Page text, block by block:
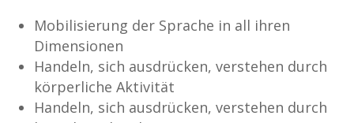
Mobilisierung der Sprache in all ihren
Dimensionen
Handeln, sich ausdrücken, verstehen durch
körperliche Aktivität
Handeln, sich ausdrücken, verstehen durch